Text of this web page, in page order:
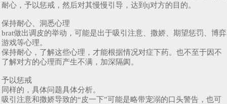
耐心，予以惩戒，然后对其慢慢引导，达到tj对方的目的。
保持耐心、洞悉心理
brat做出调皮的举动，可能是出于吸引注意、撒娇、期望惩罚、博弈
游戏等心理。
保持耐心，了解这些心理，才能根据情况对症下药。也不至于因不
了解对方的心理而产生不满，加深隔阂。
予以惩戒
同样的，具体问题具体分析。
吸引注意和撒娇导致的“皮一下”可能是略带宠溺的口头警告，也可